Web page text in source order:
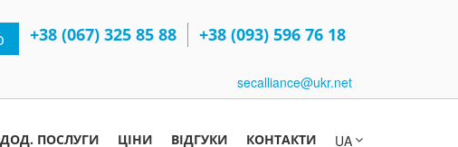
+38 (067) 325 85 88 +38 (093) 596 76 18
secalliance@ukr.net
UA
ДОД. ПОСЛУГИ ЦІНИ ВІДГУКИ КОНТАКТИ